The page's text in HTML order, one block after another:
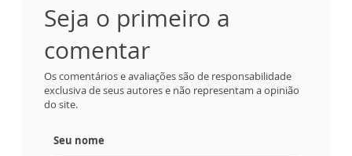
Seja o primeiro a
comentar
Os comentários e avaliações são de responsabilidade
exclusiva de seus autores e não representam a opinião
do site.
Seu nome